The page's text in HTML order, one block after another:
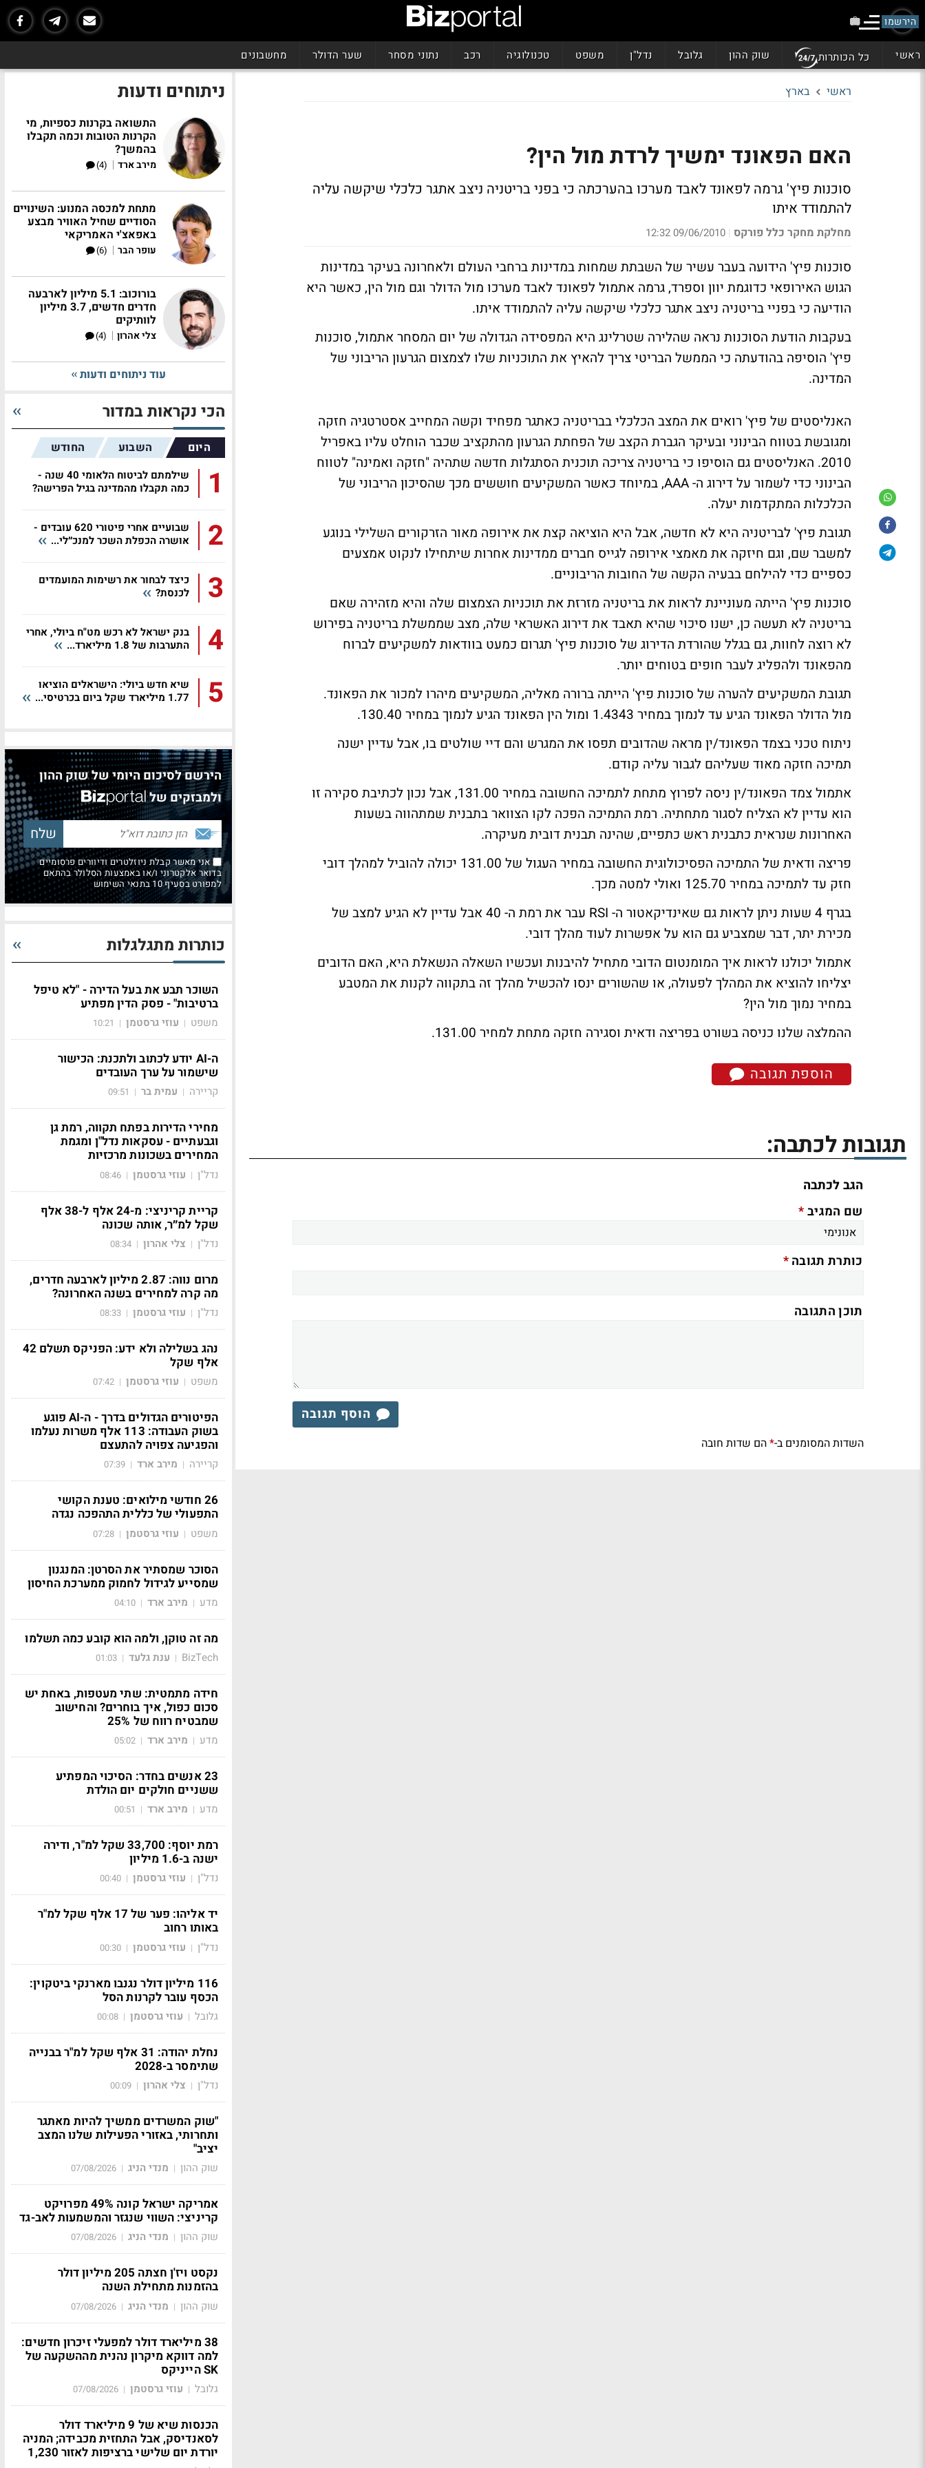
הירשמו
ראשי כל הכותרות שוק ההון גלובל נדל"ן משפט טכנולוגיה רכב נתוני מסחר שער הדולר מחשבונים
ראשי בארץ
האם הפאונד ימשיך לרדת מול הין?
סוכנות פיץ' גרמה לפאונד לאבד מערכו בהערכתה כי בפני בריטניה ניצב אתגר כלכלי שיקשה עליה
להתמודד איתו
מחלקת מחקר כלל פורקס |
09/06/2010 12:32
סוכנות פיץ' הידועה בעבר עשיר של השבתת שמחות במדינות ברחבי העולם ולאחרונה בעיקר במדינות
הגוש האירופאי כדוגמת יוון וספרד, גרמה אתמול לפאונד לאבד מערכו מול הדולר וגם מול הין, כאשר היא
הודיעה כי בפניי בריטניה ניצב אתגר כלכלי שיקשה עליה להתמודד איתו.
בעקבות הודעת הסוכנות נראה שהלירה שטרלינג היא המפסידה הגדולה של יום המסחר אתמול, סוכנות
פיץ' הוסיפה בהודעתה כי הממשל הבריטי צריך להאיץ את התוכניות שלו לצמצום הגרעון הריבוני של
המדינה.
האנליסטים של פיץ' רואים את המצב הכלכלי בבריטניה כאתגר מפחיד וקשה המחייב אסטרטגיה חזקה
ומגובשת בטווח הבינוני ובעיקר הגברת הקצב של הפחתת הגרעון מהתקציב שכבר הוחלט עליו באפריל
2010. האנליסטים גם הוסיפו כי בריטניה צריכה תוכנית הסתגלות חדשה שתהיה "חזקה ואמינה" לטווח
הבינוני כדי לשמור על דירוג ה- AAA, במיוחד כאשר המשקיעים חוששים מכך שהסיכון הריבוני של
הכלכלות המתקדמות יעלה.
תגובת פיץ' לבריטניה היא לא חדשה, אבל היא הוציאה קצת את אירופה מאור הזרקורים השלילי בנוגע
למשבר שם, וגם חיזקה את מאמצי אירופה לגייס חברים ממדינות אחרות שיתחילו לנקוט אמצעים
כספיים כדי להילחם בבעיה הקשה של החובות הריבוניים.
סוכנות פיץ' הייתה מעוניינת לראות את בריטניה מזרזת את תוכניות הצמצום שלה והיא מזהירה שאם
בריטניה לא תעשה כן, ישנו סיכוי שהיא תאבד את דירוג האשראי שלה, מצב שממשלת בריטניה בפירוש
לא רוצה לחוות, גם בגלל שהורדת הדירוג של סוכנות פיץ' תגרום כמעט בוודאות למשקיעים לברוח
מהפאונד ולהפליג לעבר חופים בטוחים יותר.
תגובת המשקיעים להערה של סוכנות פיץ' הייתה ברורה מאליה, המשקיעים מיהרו למכור את הפאונד.
מול הדולר הפאונד הגיע עד לנמוך במחיר 1.4343 ומול הין הפאונד הגיע לנמוך במחיר 130.40.
ניתוח טכני בצמד הפאונד/ין מראה שהדובים תפסו את המגרש והם דיי שולטים בו, אבל עדיין ישנה
תמיכה חזקה מאוד שעליהם לגבור עליה קודם.
אתמול צמד הפאונד/ין ניסה לפרוץ מתחת לתמיכה החשובה במחיר 131.00, אבל נכון לכתיבת סקירה זו
הוא עדיין לא הצליח לסגור מתחתיה. רמת התמיכה הפכה לקו הצוואר בתבנית שמתהווה בשעות
האחרונות שנראית כתבנית ראש כתפיים, שהינה תבנית דובית מעיקרה.
פריצה ודאית של התמיכה הפסיכולוגית החשובה במחיר העגול של 131.00 יכולה להוביל למהלך דובי
חזק עד לתמיכה במחיר 125.70 ואולי למטה מכך.
בגרף 4 שעות ניתן לראות גם שאינדיקאטור ה- RSI עבר את רמת ה- 40 אבל עדיין לא הגיע למצב של
מכירת יתר, דבר שמצביע גם הוא על אפשרות לעוד מהלך דובי.
אתמול יכולנו לראות איך המומנטום הדובי מתחיל להיבנות ועכשיו השאלה הנשאלת היא, האם הדובים
יצליחו להוציא את המהלך לפעולה, או שהשורים ינסו להכשיל מהלך זה בתקווה לקנות את המטבע
במחיר נמוך מול הין?
ההמלצה שלנו כניסה בשורט בפריצה ודאית וסגירה חזקה מתחת למחיר 131.00.
הוספת תגובה
תגובות לכתבה:
הגב לכתבה
שם המגיב*
כותרת תגובה*
תוכן התגובה
הוסף תגובה
השדות המסומנים ב-*הם שדות חובה
ניתוחים ודעות
התשואה בקרנות כספיות, מי
הקרנות הטובות וכמה תקבלו
בהמשך?
מירב ארד |
(4)
מתחת למכסה המנוע: השינויים
הסודיים שחיל האוויר מבצע
באפאצ'י האמריקאי
עופר הבר |
(6)
בורוכוב: 5.1 מיליון לארבעה
חדרים חדשים, 3.7 מיליון
לוותיקים
צלי אהרון |
(4)
עוד ניתוחים ודעות
הכי נקראות במדור
היום השבוע החודש
1
שילמתם לביטוח הלאומי 40 שנה -
כמה תקבלו מהמדינה בגיל הפרישה?
2
שבועיים אחרי פיטורי 620 עובדים -
אושרה הכפלת השכר למנכ״לי...
3
כיצד לבחור את רשימות המועמדים
לכנסת?
4
בנק ישראל לא רכש מט"ח ביולי, אחרי
התערבות של 1.8 מיליארד...
5
שיא חדש ביולי: הישראלים הוציאו
1.77 מיליארד שקל ביום בכרטיסי...
הירשם לסיכום היומי של שוק ההון
ולמבזקים של
אני מאשר קבלת ניוזלטרים ודיוורים פרסומיים
בדואר אלקטרוני ו/או באמצעות הסלולר בהתאם
למפורט בסעיף 10 בתנאי השימוש
כותרות מתגלגלות
השוכר תבע את בעל הדירה - "לא טיפל
ברטיבות" - פסק הדין מפתיע
משפט | עוזי גרסטמן |
10:21
ה-AI יודע לכתוב ולתכנת: הכישור
שישמור על ערך העובדים
קריירה | עמית בר |
09:51
מחירי הדירות בפתח תקווה, רמת גן
וגבעתיים - עסקאות נדל"ן ומגמת
המחירים בשכונות מרכזיות
נדל"ן | עוזי גרסטמן |
08:46
קריית קריניצי: מ-24 אלף ל-38 אלף
שקל למ״ר, אותה שכונה
נדל"ן | צלי אהרון |
08:34
מרום נווה: 2.87 מיליון לארבעה חדרים,
מה קרה למחירים בשנה האחרונה?
נדל"ן | עוזי גרסטמן |
08:33
נהג בשלילה ולא ידע: הפניקס תשלם 42
אלף שקל
משפט | עוזי גרסטמן |
07:42
הפיטורים הגדולים בדרך - ה-AI פוגע
בשוק העבודה: 113 אלף משרות נעלמו
והפגיעה צפויה להתעצם
קריירה | מירב ארד |
07:39
26 חודשי מילואים: טענת הקושי
התפעולי של כללית התהפכה נגדה
משפט | עוזי גרסטמן |
07:28
הסוכר שמסתיר את הסרטן: המנגנון
שמסייע לגידול לחמוק ממערכת החיסון
מדע | מירב ארד |
04:10
מה זה טוקן, ולמה הוא קובע כמה תשלמו
BizTech
| ענת גלעד |
01:03
חידה מתמטית: שתי מעטפות, באחת יש
סכום כפול, איך בוחרים? והחישוב
שמבטיח רווח של 25%
מדע | מירב ארד |
05:02
23 אנשים בחדר: הסיכוי המפתיע
ששניים חולקים יום הולדת
מדע | מירב ארד |
00:51
רמת יוסף: 33,700 שקל למ"ר, ודירה
ישנה ב-1.6 מיליון
נדל"ן | עוזי גרסטמן |
00:40
יד אליהו: פער של 17 אלף שקל למ"ר
באותו רחוב
נדל"ן | עוזי גרסטמן |
00:30
116 מיליון דולר נגנבו מארנקי ביטקוין:
הכסף עובר לקרנות הסל
גלובל | עוזי גרסטמן |
00:08
נחלת יהודה: 31 אלף שקל למ"ר בבנייה
שתימסר ב-2028
נדל"ן | צלי אהרון |
00:09
"שוק המשרדים ממשיך להיות מאתגר
ותחרותי, באזורי הפעילות שלנו המצב
יציב"
שוק ההון | מנדי הניג |
07/08/2026
אמריקה ישראל קונה 49% מפרויקט
קריניצי: השווי שנגזר והמשמעות לאב-גד
שוק ההון | מנדי הניג |
07/08/2026
נקסט ויז'ן חצתה 205 מיליון דולר
בהזמנות מתחילת השנה
שוק ההון | מנדי הניג |
07/08/2026
38 מיליארד דולר למפעלי זיכרון חדשים:
למה דווקא מיקרון נהנית מההשקעה של
SK הייניקס
גלובל | עוזי גרסטמן |
07/08/2026
הכנסות שיא של 9 מיליארד דולר
לסאנדיסק, אבל התחזית מכבידה; המניה
יורדת יום שלישי ברציפות לאזור 1,230